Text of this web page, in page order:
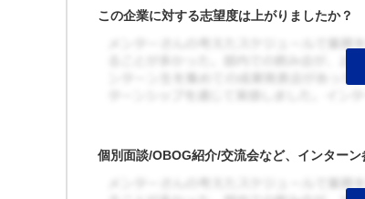
この企業に対する志望度は上がりましたか？
個別面談/OBOG紹介/交流会など、インター